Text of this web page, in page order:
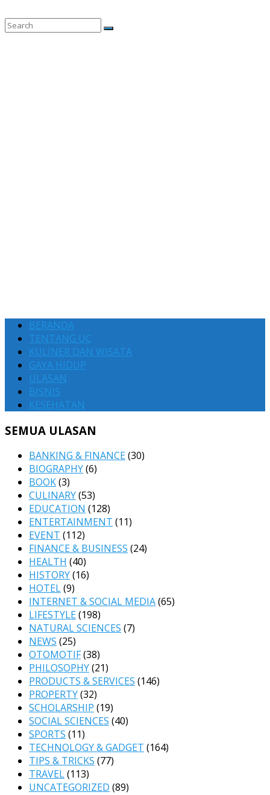
BERANDA
TENTANG UC
KULINER DAN WISATA
GAYA HIDUP
ULASAN
BISNIS
KESEHATAN
SEMUA ULASAN
BANKING & FINANCE(30)
BIOGRAPHY(6)
BOOK(3)
CULINARY(53)
EDUCATION (128)
ENTERTAINMENT (11)
EVENT (112)
FINANCE & BUSINESS (24)
HEALTH (40)
HISTORY(16)
HOTEL(9)
INTERNET & SOCIAL MEDIA(65)
LIFESTYLE(198)
NATURAL SCIENCES (7)
NEWS (25)
OTOMOTIF(38)
PHILOSOPHY(21)
PRODUCTS & SERVICES (146)
PROPERTY(32)
SCHOLARSHIP (19)
SOCIAL SCIENCES (40)
SPORTS (11)
TECHNOLOGY & GADGET (164)
TIPS & TRICKS (77)
TRAVEL(113)
UNCATEGORIZED (89)